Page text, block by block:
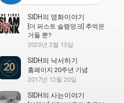
SIDH의 영화이야기
[더 퍼스트 슬램덩크] 추억은
거들 뿐?
2023년 2월 13일
SIDH의 낙서하기
홈페이지 20주년 기념
2017년 12월 20일
SIDH의 사는이야기